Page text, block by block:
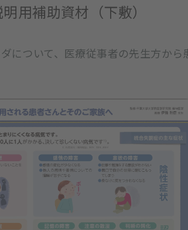
用補助資材（下敷）
について、医療従事者の先生方か